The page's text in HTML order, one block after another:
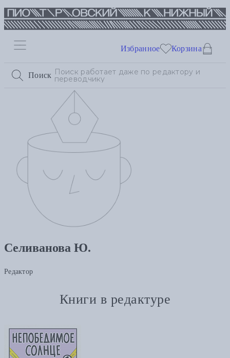
Поиск
Избранное Корзина
Селиванова Ю.
Редактор
Книги в редактуре